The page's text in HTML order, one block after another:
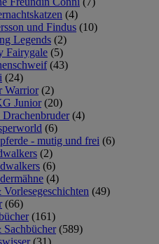
(4)
und Findus (10)
Legends (2)
Fairygale (5)
(43)
(24)
Warrior (2)
Junior (20)
(4)
(6)
- mutig und frei (6)
(2)
(6)
(4)
(49)
(66)
(161)
Sachbücher (589)
(31)